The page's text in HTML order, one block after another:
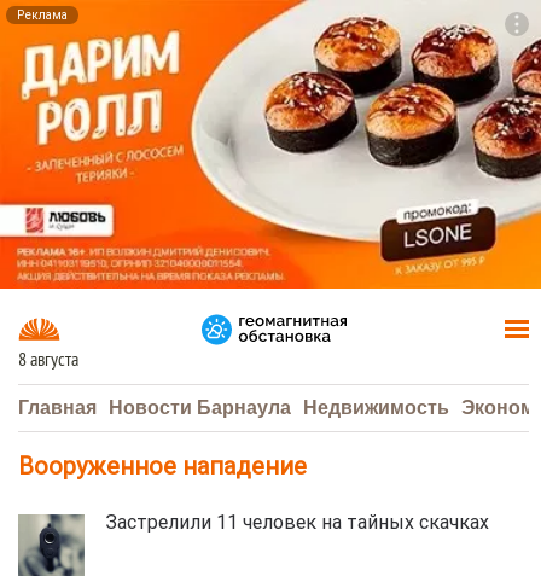
Реклама
8 августа
Главная Новости Барнаула Недвижимость
Вооруженное нападение
Застрелили 11 человек на тайных скачках